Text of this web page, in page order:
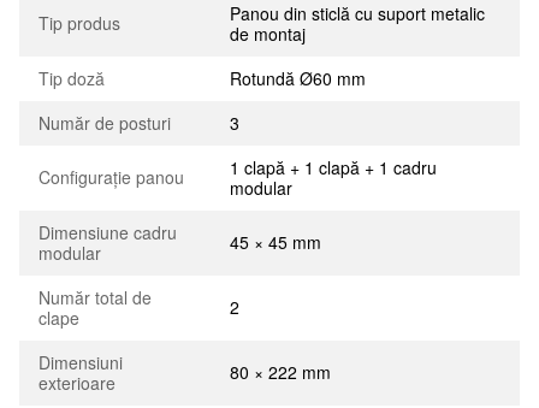
Tip produs
Panou din sticlă cu suport metalic
de montaj
Tip doză
Rotundă Ø60 mm
Număr de posturi
3
Configurație panou
1 clapă + 1 clapă + 1 cadru
modular
Dimensiune cadru
modular
45 × 45 mm
Număr total de
clape
2
Dimensiuni
exterioare
80 × 222 mm